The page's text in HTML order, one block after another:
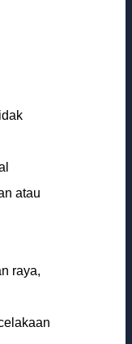
atau
raya,